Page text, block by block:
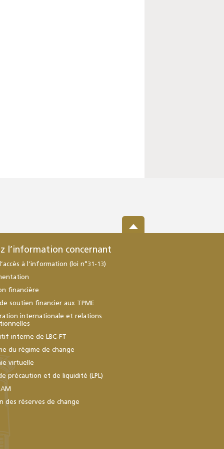
l’information concernant
à l’information (loi n°31-13)
financière
soutien financier aux TPME
internationale et relations
interne de LBC-FT
du régime de change
virtuelle
précaution et de liquidité (LPL)
des réserves de change